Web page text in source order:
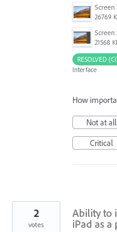
26769
21568
RESOLVED
Interface
How
Not at all
Critical
Ability to
iPad as
2
votes